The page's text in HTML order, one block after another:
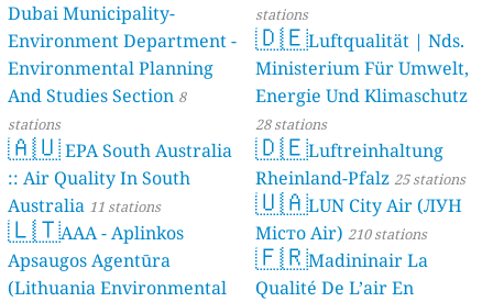
Dubai Municipality-
Environment Department -
Environmental Planning
And Studies Section 8
stations
🇦🇺EPA South Australia
:: Air Quality In South
Australia 11 stations
🇱🇹AAA - Aplinkos
Apsaugos Agentūra
(Lithuania Environmental
stations
🇩🇪Luftqualität | Nds.
Ministerium Für Umwelt,
Energie Und Klimaschutz
28 stations
🇩🇪Luftreinhaltung
Rheinland-Pfalz 25 stations
🇺🇦LUN City Air (ЛУН
Місто Air) 210 stations
🇫🇷Madininair La
Qualité De L’air En